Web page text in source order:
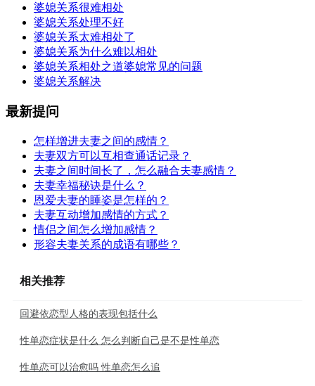
婆媳关系很难相处
婆媳关系处理不好
婆媳关系太难相处了
婆媳关系为什么难以相处
婆媳关系相处之道婆媳常见的问题
婆媳关系解决
最新提问
怎样增进夫妻之间的感情？
夫妻双方可以互相查通话记录？
夫妻之间时间长了，怎么融合夫妻感情？
夫妻幸福秘诀是什么？
恩爱夫妻的睡姿是怎样的？
夫妻互动增加感情的方式？
情侣之间怎么增加感情？
形容夫妻关系的成语有哪些？
相关推荐
回避依恋型人格的表现包括什么
性单恋症状是什么 怎么判断自己是不是性单恋
性单恋可以治愈吗 性单恋怎么追